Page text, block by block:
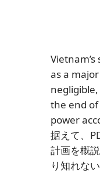
as a
the end
power
据えて、
計画を概
り知れな